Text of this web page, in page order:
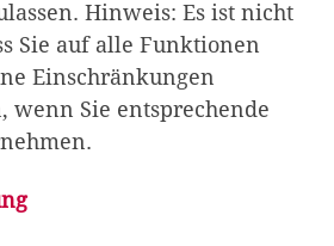
Hinweis: Es ist nicht
Sie auf alle Funktionen
Einschränkungen
wenn Sie entsprechende